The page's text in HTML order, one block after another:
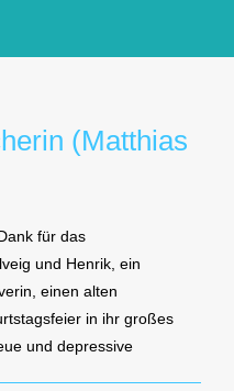
(Matthias
für das
und Henrik, ein
einen alten
in ihr großes
und depressive